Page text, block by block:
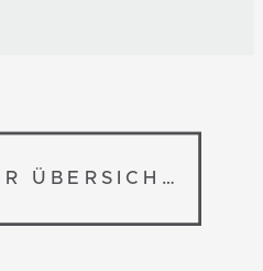
ZURÜCK ZUR ÜBERSICHT